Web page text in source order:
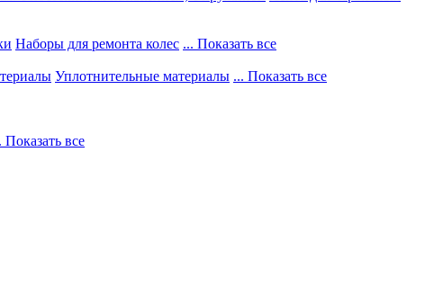
Наборы для ремонта колес ... Показать все
Уплотнительные материалы ... Показать все
Показать все